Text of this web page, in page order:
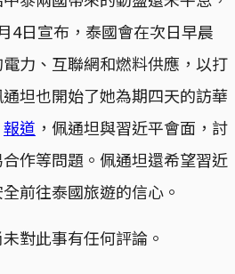
4日宣布，泰國會在次日早晨
力、互聯網和燃料供應，以打
坦也開始了她為期四天的訪華
報道 ，佩通坦與習近平會面，討
作等問題。佩通坦還希望習近
前往泰國旅遊的信心。
對此事有任何評論。